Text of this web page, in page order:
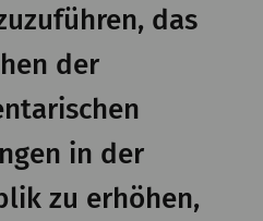
das
der
in der
zu erhöhen,